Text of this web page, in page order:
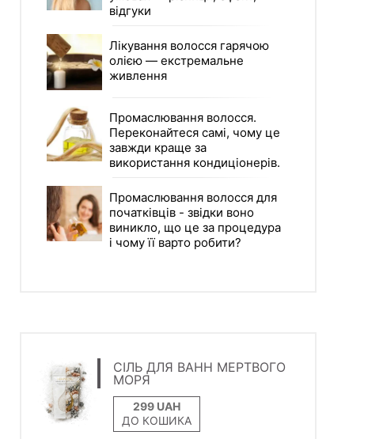
відгуки
Лікування волосся гарячою
олією — екстремальне
живлення
Промаслювання волосся.
Переконайтеся самі, чому це
завжди краще за
використання кондиціонерів.
Промаслювання волосся для
початківців - звідки воно
виникло, що це за процедура
і чому її варто робити?
СІЛЬ ДЛЯ ВАНН МЕРТВОГО
МОРЯ
ДО КОШИКА